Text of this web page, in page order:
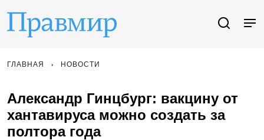
ГЛАВНАЯ НОВОСТИ
Александр Гинцбург: вакцину от
хантавируса можно создать за
полтора года